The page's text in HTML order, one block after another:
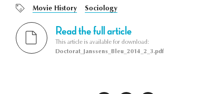
Movie History Sociology
Read the full article
This article is available for download:
Doctorat_Janssens_Bleu_2014_2_3.pdf